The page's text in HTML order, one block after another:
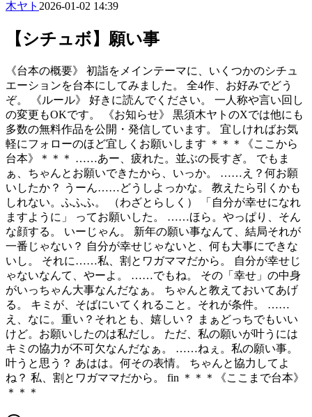
木ヤト 2026-01-02 14:39
【シチュボ】願い事
《台本の概要》 初詣をメインテーマに、いくつかのシチュ
エーションを台本にしてみました。 全4作、お好みでどう
ぞ。 《ルール》 好きに読んでください。 一人称や言い回し
の変更もOKです。 《お知らせ》 黒須木ヤトのXでは他にも
多数の無料作品を公開・発信しています。 宜しければお気
軽にフォローのほど宜しくお願いします ＊＊＊《ここから
台本》＊＊＊ ……あー、疲れた。並ぶの長すぎ。 でもま
ぁ、ちゃんとお願いできたから、いっか。 ……え？何お願
いしたか？ うーん……どうしよっかな。 教えたら引くかも
しれない。ふふふ。 （わざとらしく） 「自分が幸せになれ
ますように」 ってお願いした。 ……ほら。やっぱり、そん
な顔する。 いーじゃん。 新年の願い事なんて、結局それが
一番じゃない？ 自分が幸せじゃないと、何も大事にできな
いし。 それに……私、割とワガママだから。 自分が幸せじ
ゃないなんて、やーよ。 ……でもね。 その「幸せ」の中身
がいっちゃん大事なんだなぁ。 ちゃんと教えておいてあげ
る。 キミが、そばにいてくれること。それが条件。 ……
え、なに。重い？それとも、嬉しい？ まぁどっちでもいい
けど。お願いしたのは私だし。 ただ、私の願いが叶うには
キミの協力が不可欠なんだなぁ。 ……ねぇ。私の願い事。
叶うと思う？ あはは。何その表情。 ちゃんと協力してよ
ね？ 私、割とワガママだから。 fin ＊＊＊《ここまで台本》
＊＊＊